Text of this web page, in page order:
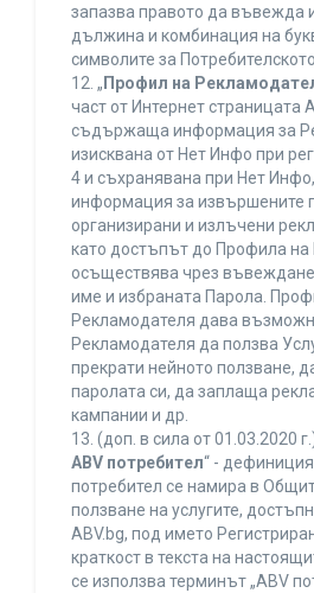
запазва правото да въвежда
дължина и комбинация на
символите за
12. „ Профил на
част от Интернет страницата
съдържаща информация за
изисквана от Нет Инфо при
4 и съхранявана при Нет
информация за извършените
организирани и излъчени
като достъпът до Профила на
осъществява чрез въвеждане
име и избраната Парола.
Рекламодателя дава
Рекламодателя да ползва
прекрати нейното ползване,
паролата си, да заплаща
кампании и др.
13. (доп. в сила от 01.03.2020
ABV потребител“ -
потребител се намира в
ползване на услугите,
ABV.bg, под името
краткост в текста на
се използва терминът „ABV